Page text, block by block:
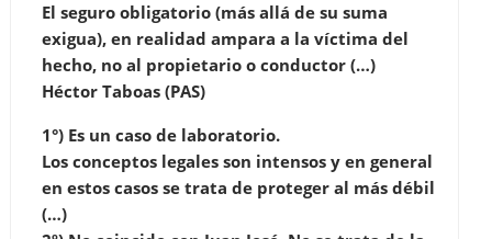
El seguro obligatorio (más allá de su suma
exigua), en realidad ampara a la víctima del
hecho, no al propietario o conductor (…)
Héctor Taboas (PAS)
1°) Es un caso de laboratorio.
Los conceptos legales son intensos y en general
en estos casos se trata de proteger al más débil
(…)